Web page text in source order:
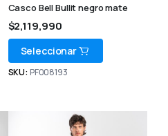
Casco Bell Bullit negro mate
$2,119,990
Seleccionar
SKU: PF008193